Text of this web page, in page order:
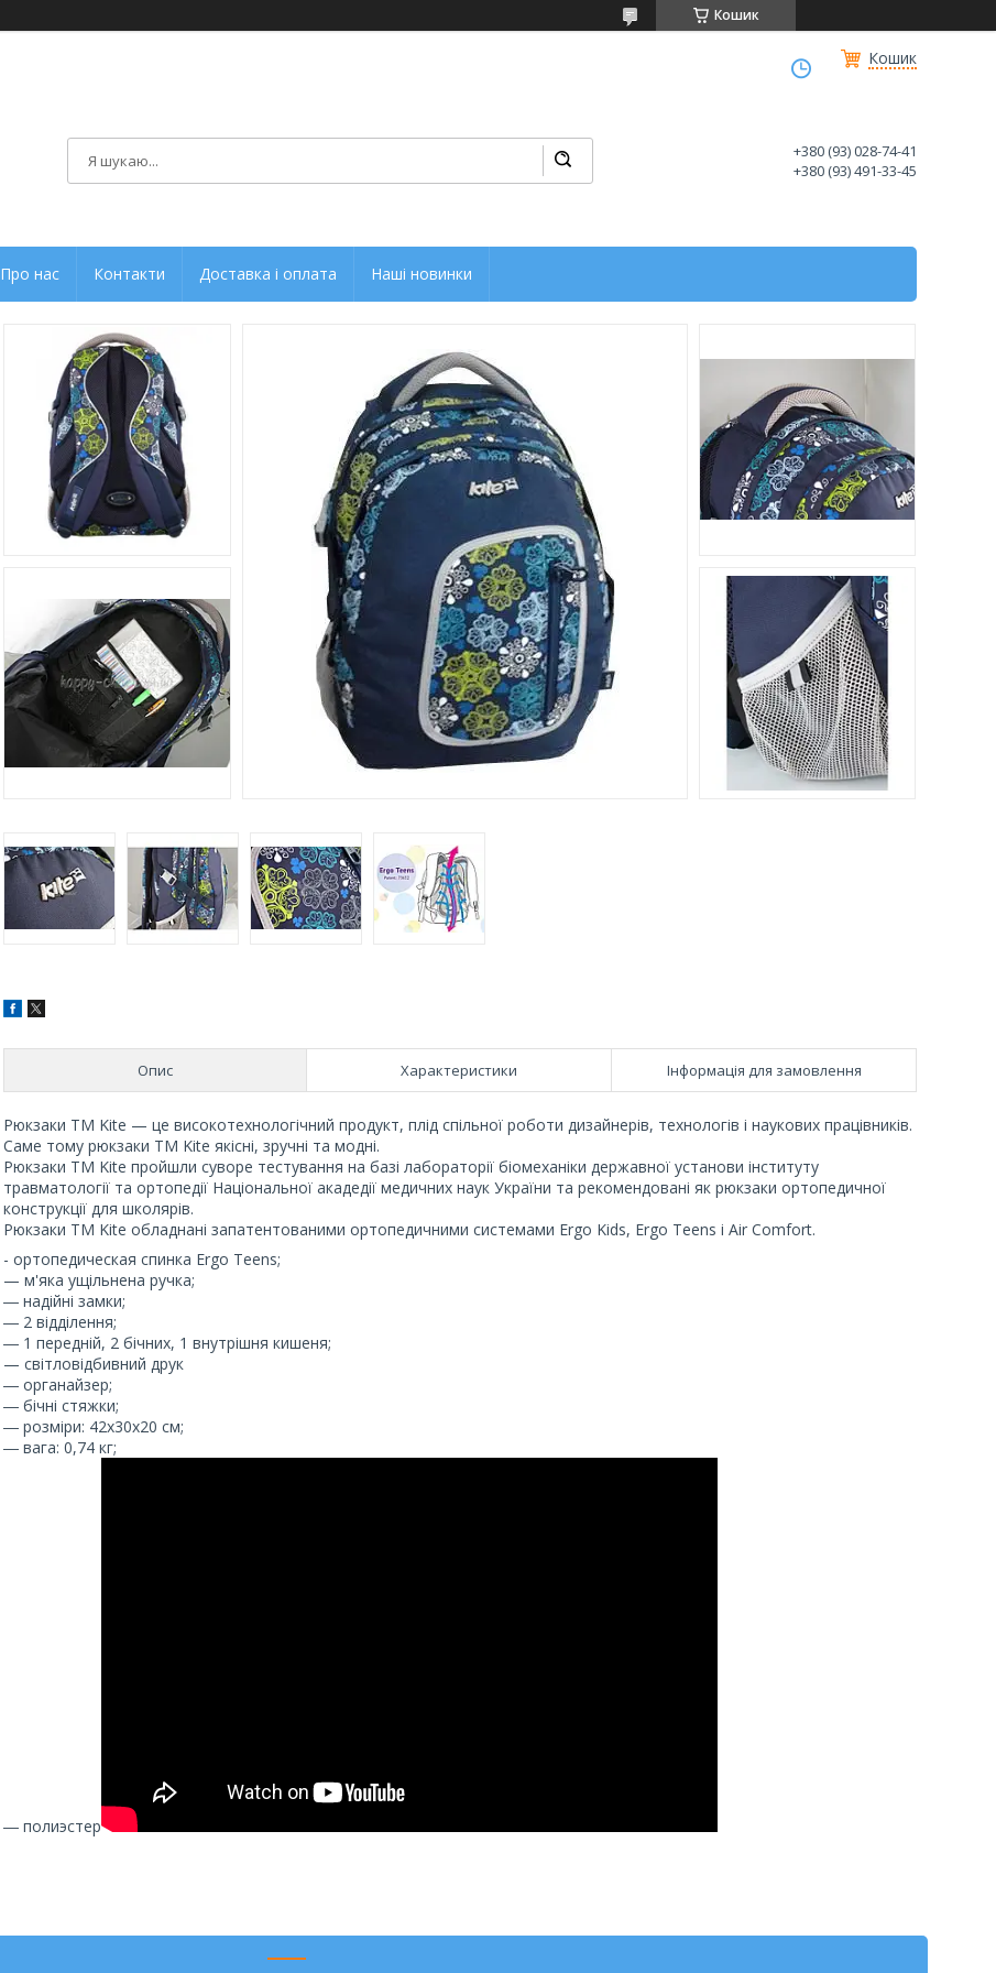
Кошик
Кошик
+380 (93) 028-74-41
+380 (93) 491-33-45
Про нас Контакти Доставка і оплата Наші новинки
Опис Характеристики Інформація для замовлення
Рюкзаки ТМ Kite — це високотехнологічний продукт, плід спільної роботи дизайнерів, технологів і наукових працівників.
Саме тому рюкзаки ТМ Kite якісні, зручні та модні.
Рюкзаки ТМ Kite пройшли суворе тестування на базі лабораторії біомеханіки державної установи інституту
травматології та ортопедії Національної акадедії медичних наук України та рекомендовані як рюкзаки ортопедичної
конструкції для школярів.
Рюкзаки TM Kite обладнані запатентованими ортопедичними системами Ergo Kids, Ergo Teens і Air Comfort.
- ортопедическая спинка Ergo Teens;
— м'яка ущільнена ручка;
― надійні замки;
― 2 відділення;
― 1 передній, 2 бічних, 1 внутрішня кишеня;
— світловідбивний друк
― органайзер;
― бічні стяжки;
― розміри: 42х30х20 см;
― вага: 0,74 кг;
― полиэстер